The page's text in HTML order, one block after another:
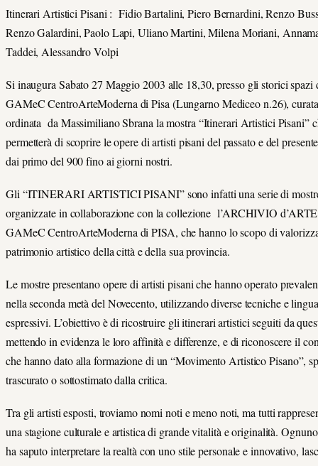
Itinerari Artistici Pisani : Fidio Bartalini, Piero Bernardini, Renzo
Renzo Galardini, Paolo Lapi, Uliano Martini, Milena Moriani,
Taddei, Alessandro Volpi
Si inaugura Sabato 27 Maggio 2003 alle 18,30, presso gli storici spazi
GAMeC CentroArteModerna di Pisa (Lungarno Mediceo n.26),
ordinata da Massimiliano Sbrana la mostra “Itinerari Artistici Pisani”
permetterà di scoprire le opere di artisti pisani del passato e del
dai primo del 900 fino ai giorni nostri.
Gli “ITINERARI ARTISTICI PISANI” sono infatti una serie di
organizzate in collaborazione con la collezione l’ARCHIVIO
GAMeC CentroArteModerna di PISA, che hanno lo scopo di
patrimonio artistico della città e della sua provincia.
Le mostre presentano opere di artisti pisani che hanno operato
nella seconda metà del Novecento, utilizzando diverse tecniche e
espressivi. L’obiettivo è di ricostruire gli itinerari artistici seguiti da
mettendo in evidenza le loro affinità e differenze, e di riconoscere il
che hanno dato alla formazione di un “Movimento Artistico Pisano”,
trascurato o sottostimato dalla critica.
Tra gli artisti esposti, troviamo nomi noti e meno noti, ma tutti
una stagione culturale e artistica di grande vitalità e originalità.
ha saputo interpretare la realtà con uno stile personale e innovativo,